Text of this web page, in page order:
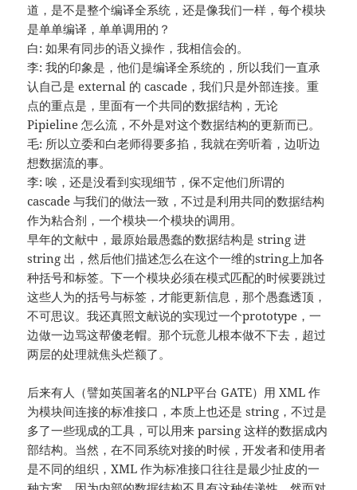
道，是不是整个编译全系统，还是像我们一样，每个模块
是单单编译，单单调用的？
白: 如果有同步的语义操作，我相信会的。
李: 我的印象是，他们是编译全系统的，所以我们一直承
认自己是 external 的 cascade，我们只是外部连接。重
点的重点是，里面有一个共同的数据结构，无论
Pipieline 怎么流，不外是对这个数据结构的更新而已。
毛: 所以立委和白老师得要多掐，我就在旁听着，边听边
想数据流的事。
李: 唉，还是没看到实现细节，保不定他们所谓的
cascade 与我们的做法一致，不过是利用共同的数据结构
作为粘合剂，一个模块一个模块的调用。
早年的文献中，最原始最愚蠢的数据结构是 string 进
string 出，然后他们描述怎么在这个一维的string上加各
种括号和标签。下一个模块必须在模式匹配的时候要跳过
这些人为的括号与标签，才能更新信息，那个愚蠢透顶，
不可思议。我还真照文献说的实现过一个prototype，一
边做一边骂这帮傻老帽。那个玩意儿根本做不下去，超过
两层的处理就焦头烂额了。
后来有人（譬如英国著名的NLP平台 GATE）用 XML 作
为模块间连接的标准接口，本质上也还是 string，不过是
多了一些现成的工具，可以用来 parsing 这样的数据成内
部结构。当然，在不同系统对接的时候，开发者和使用者
是不同的组织，XML 作为标准接口往往是最少扯皮的一